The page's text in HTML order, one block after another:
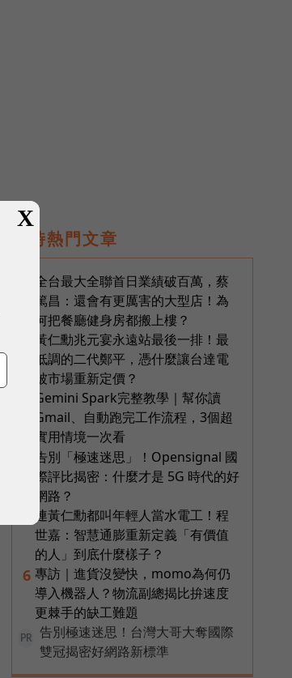
即時熱門文章
全台最大全聯首日業績破百萬，蔡
篤昌：還會有更厲害的大型店！為
何把餐廳健身房都搬上樓？
黃仁勳兆元宴永遠站最後一排！最
低調的二代鄭平，憑什麼讓台達電
被市場重新定價？
Gemini Spark完整教學｜幫你讀
Gmail、自動跑完工作流程，3個超
實用情境一次看
告別「極速迷思」！Opensignal 國
際評比揭密：什麼才是 5G 時代的好
網路？
連黃仁勳都叫年輕人當水電工！程
世嘉：智慧通膨重新定義「有價值
的人」到底什麼樣子？
6 專訪｜進貨沒變快，momo為何仍
導入機器人？物流副總揭比拚速度
更棘手的缺工難題
PR
告別極速迷思！台灣大哥大奪國際
雙冠揭密好網路新標準
X